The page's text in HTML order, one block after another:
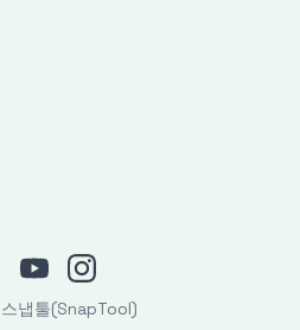
youtubeinstagram
스냅툴(SnapTool)